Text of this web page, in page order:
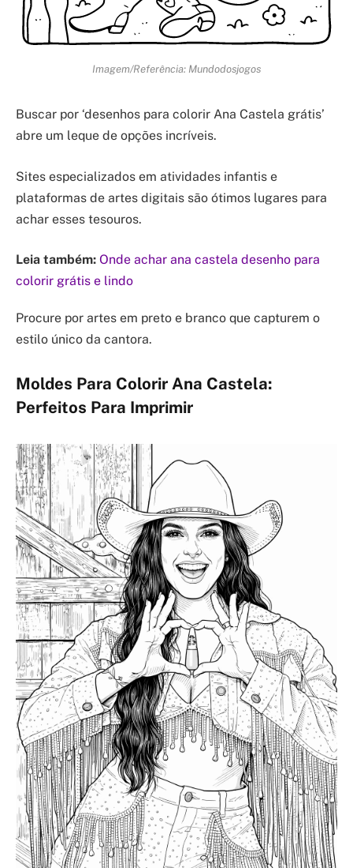
Imagem/Referência: Mundodosjogos
Buscar por ‘desenhos para colorir Ana Castela grátis’
abre um leque de opções incríveis.
Sites especializados em atividades infantis e
plataformas de artes digitais são ótimos lugares para
achar esses tesouros.
Leia também: Onde achar ana castela desenho para
colorir grátis e lindo
Procure por artes em preto e branco que capturem o
estilo único da cantora.
Moldes Para Colorir Ana Castela:
Perfeitos Para Imprimir